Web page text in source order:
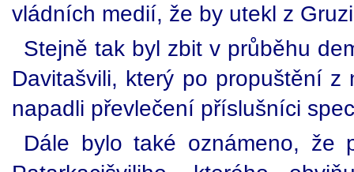
vládních medií, že by utekl z
Stejně tak byl zbit v průběhu
Davitašvili, který po propuštění z
napadli převlečení příslušníci
Dále bylo také oznámeno, že